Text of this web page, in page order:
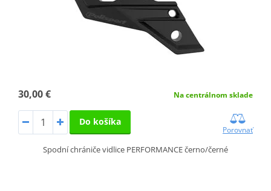
30,00 € Na centrálnom sklade
Do košíka
Porovnať
Spodní chrániče vidlice PERFORMANCE černo/černé